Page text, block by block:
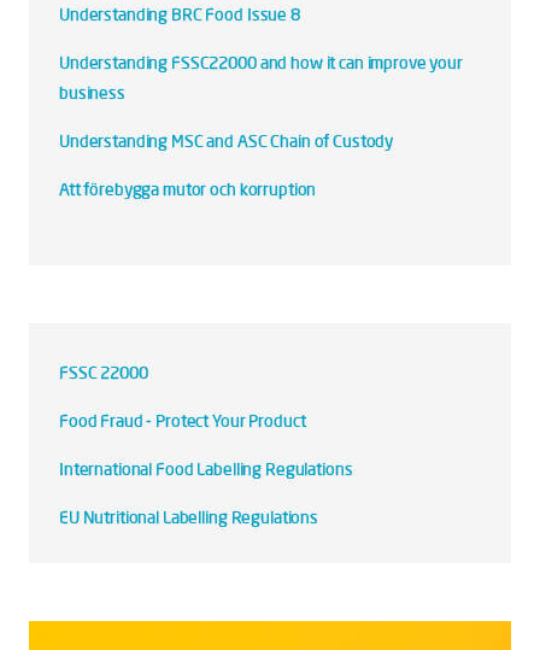
Understanding BRC Food Issue 8
Understanding FSSC22000 and how it can improve your
business
Understanding MSC and ASC Chain of Custody
Att förebygga mutor och korruption
FSSC 22000
Food Fraud - Protect Your Product
International Food Labelling Regulations
EU Nutritional Labelling Regulations